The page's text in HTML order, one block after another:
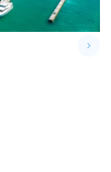
keyboard_arrow_right